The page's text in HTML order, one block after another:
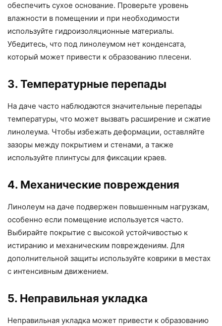
обеспечить сухое основание. Проверьте уровень
влажности в помещении и при необходимости
используйте гидроизоляционные материалы.
Убедитесь, что под линолеумом нет конденсата,
который может привести к образованию плесени.
3. Температурные перепады
На даче часто наблюдаются значительные перепады
температуры, что может вызвать расширение и сжатие
линолеума. Чтобы избежать деформации, оставляйте
зазоры между покрытием и стенами, а также
используйте плинтусы для фиксации краев.
4. Механические повреждения
Линолеум на даче подвержен повышенным нагрузкам,
особенно если помещение используется часто.
Выбирайте покрытие с высокой устойчивостью к
истиранию и механическим повреждениям. Для
дополнительной защиты используйте коврики в местах
с интенсивным движением.
5. Неправильная укладка
Неправильная укладка может привести к образованию